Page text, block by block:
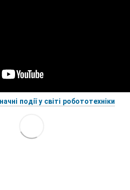
події у світі робототехніки